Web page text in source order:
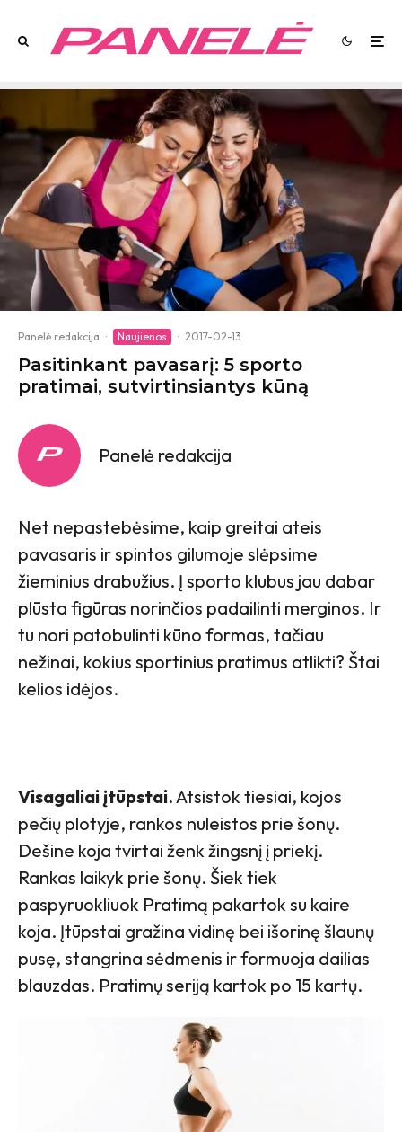
Panelė redakcija · Naujienos · 2017-02-13
Pasitinkant pavasarį: 5 sporto
pratimai, sutvirtinsiantys kūną
Panelė redakcija
Net nepastebėsime, kaip greitai ateis
pavasaris ir spintos gilumoje slėpsime
žieminius drabužius. Į sporto klubus jau dabar
plūsta figūras norinčios padailinti merginos. Ir
tu nori patobulinti kūno formas, tačiau
nežinai, kokius sportinius pratimus atlikti? Štai
kelios idėjos.
Visagaliai įtūpstai. Atsistok tiesiai, kojos
pečių plotyje, rankos nuleistos prie šonų.
Dešine koja tvirtai ženk žingsnį į priekį.
Rankas laikyk prie šonų. Šiek tiek
paspyruokliuok Pratimą pakartok su kaire
koja. Įtūpstai gražina vidinę bei išorinę šlaunų
pusę, stangrina sėdmenis ir formuoja dailias
blauzdas. Pratimų seriją kartok po 15 kartų.